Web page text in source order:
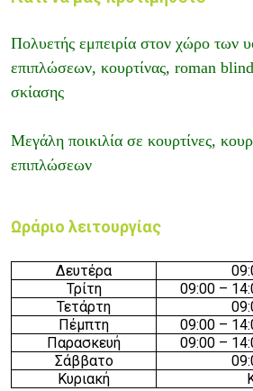
Πολυετής εμπειρία στον χώρο των
επιπλώσεων, κουρτίνας, roman
σκίασης
Μεγάλη ποικιλία σε κουρτίνες,
επιπλώσεων
Ωράριο λειτουργίας
Δευτέρα 09
Τρίτη
09:00 – 14
Τετάρτη
09
Πέμπτη
09:00 – 14
Παρασκευή
09:00 – 14
Σάββατο
09
Κυριακή